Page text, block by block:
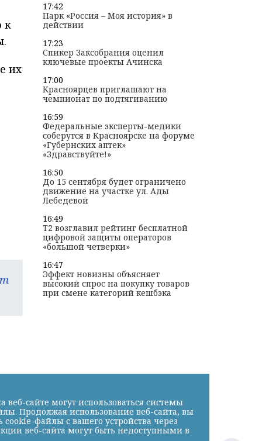
к
их
17:42
Парк «Россия – Моя история» в
действии
17:23
Спикер Заксобрания оценил
ключевые проекты Ачинска
17:00
Красноярцев приглашают на
чемпионат по подтягиванию
16:59
Федеральные эксперты-медики
соберутся в Красноярске на форуме
«Губернских аптек»
«Здравствуйте!»
16:50
До 15 сентября будет ограничено
движение на участке ул. Ады
Лебедевой
16:49
T2 возглавил рейтинг бесплатной
цифровой защиты операторов
«большой четверки»
16:47
Эффект новизны объясняет
высокий спрос на покупку товаров
при смене категорий кешбэка
сайте могут использоваться системы
Продолжая использование веб-сайта, вы
файлы с вашего устройства через
веб-сайта могут быть недоступными в